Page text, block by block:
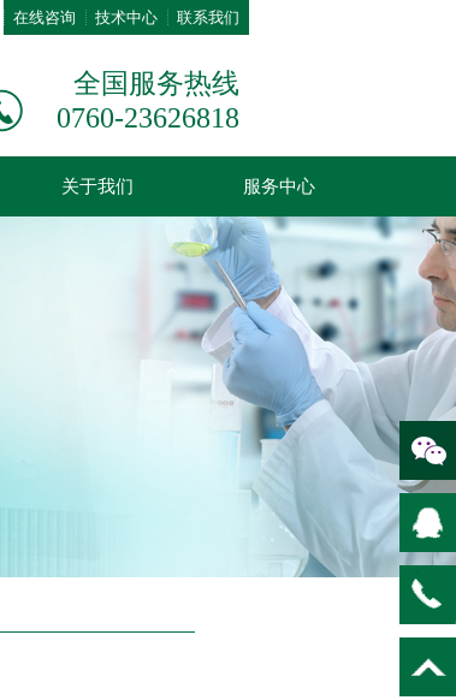
在线咨询 技术中心 联系我们
全国服务热线
0760-23626818
关于我们 服务中心